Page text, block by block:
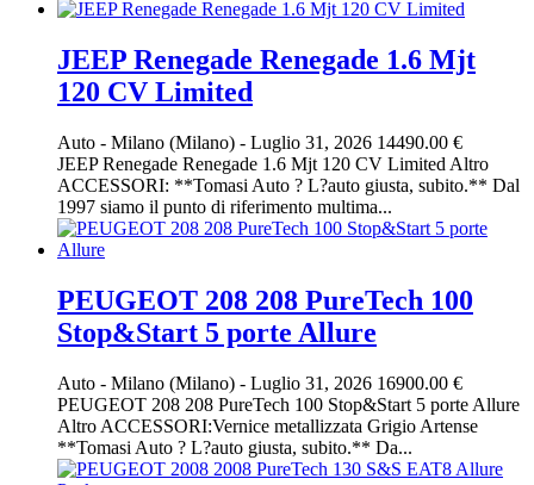
JEEP Renegade Renegade 1.6 Mjt
120 CV Limited
Auto - Milano (Milano) - Luglio 31, 2026 14490.00 €
JEEP Renegade Renegade 1.6 Mjt 120 CV Limited Altro
ACCESSORI: **Tomasi Auto ? L?auto giusta, subito.** Dal
1997 siamo il punto di riferimento multima...
PEUGEOT 208 208 PureTech 100
Stop&Start 5 porte Allure
Auto - Milano (Milano) - Luglio 31, 2026 16900.00 €
PEUGEOT 208 208 PureTech 100 Stop&Start 5 porte Allure
Altro ACCESSORI:Vernice metallizzata Grigio Artense
**Tomasi Auto ? L?auto giusta, subito.** Da...